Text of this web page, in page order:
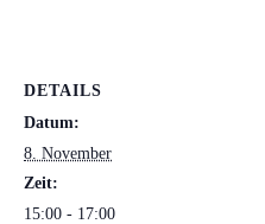
DETAILS
Datum:
8. November
Zeit:
15:00 - 17:00